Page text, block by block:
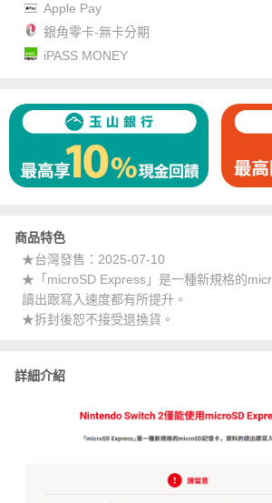
Apple Pay
銀角零卡-無卡分期
iPASS MONEY
商品特色
★台灣發售：2025-07-10
★「microSD Express」是一種新規格的
讀出跟寫入速度都有所提升。
★拆封後恕不接受退換貨。
詳細介紹